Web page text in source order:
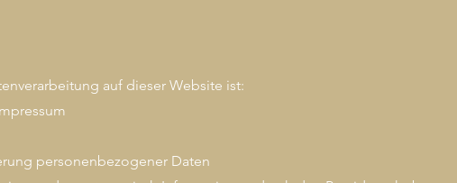
auf dieser Website ist:
personenbezogener Daten